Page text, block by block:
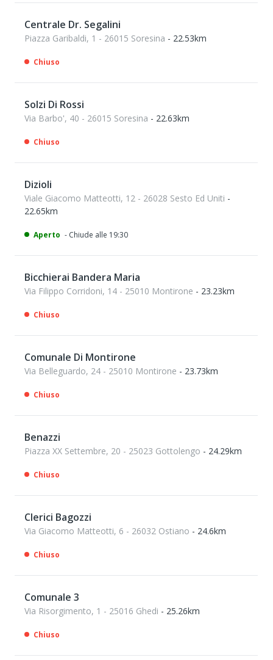
Centrale Dr. Segalini
Piazza Garibaldi, 1 - 26015 Soresina - 22.53km
Chiuso
Solzi Di Rossi
Via Barbo', 40 - 26015 Soresina - 22.63km
Chiuso
Dizioli
Viale Giacomo Matteotti, 12 - 26028 Sesto Ed Uniti -
22.65km
Aperto - Chiude alle 19:30
Bicchierai Bandera Maria
Via Filippo Corridoni, 14 - 25010 Montirone - 23.23km
Chiuso
Comunale Di Montirone
Via Belleguardo, 24 - 25010 Montirone - 23.73km
Chiuso
Benazzi
Piazza XX Settembre, 20 - 25023 Gottolengo - 24.29km
Chiuso
Clerici Bagozzi
Via Giacomo Matteotti, 6 - 26032 Ostiano - 24.6km
Chiuso
Comunale 3
Via Risorgimento, 1 - 25016 Ghedi - 25.26km
Chiuso